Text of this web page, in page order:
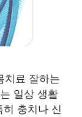
치료 잘하는
일상 생활
충치나 신